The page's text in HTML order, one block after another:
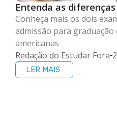
Entenda as
Conheça mais os dois
admissão para
americanas
Redação do Estudar Fora
LER MAIS